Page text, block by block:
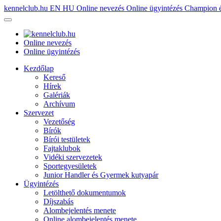
kennelclub.hu EN HU Online nevezés Online ügyintézés Champion
Online nevezés
Online ügyintézés
Kezdőlap
Kereső
Hírek
Galériák
Archívum
Szervezet
Vezetőség
Bírók
Bírói testületek
Fajtaklubok
Vidéki szervezetek
Sportegyesületek
Junior Handler és Gyermek kutyapár
Ügyintézés
Letölthető dokumentumok
Díjszabás
Alombejelentés menete
Online alombejelentés menete